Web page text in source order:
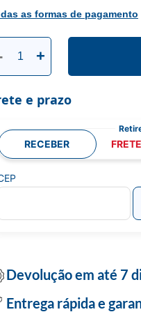
as formas de pagamento
+
e prazo
RECEBER
Devolução em até 7
Entrega rápida e